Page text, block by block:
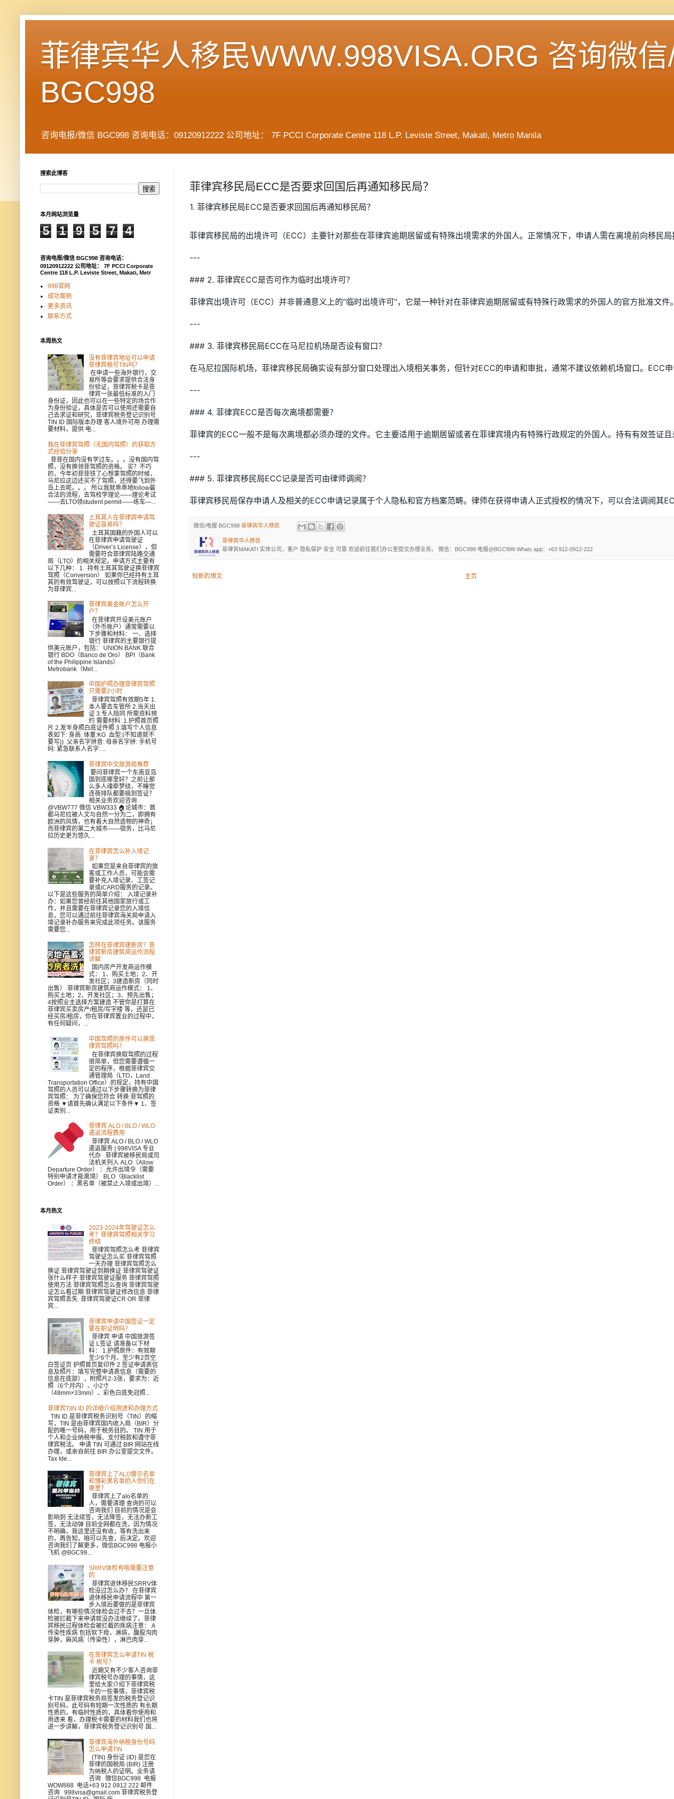
菲律宾华人移民WWW.998VISA.ORG 咨询微
BGC998
咨询电报/微信 BGC998 咨询电话：09120912222 公司地址： 7F PCCI Corporate Centre 118 L.P. Leviste Street, Makati, Metro Manila
菲律宾移民局ECC是否要求回国后再通知移民局？
1. 菲律宾移民局ECC是否要求回国后再通知移民局？
菲律宾移民局的出境许可（ECC）主要针对那些在菲律宾逾期居留或有特殊出境需求的外国人。正常情况下，申请人需在离境前向移
---
### 2. 菲律宾ECC是否可作为临时出境许可？
菲律宾出境许可（ECC）并非普通意义上的“临时出境许可”，它是一种针对在菲律宾逾期居留或有特殊行政需求的外国人的官方批准
---
### 3. 菲律宾移民局ECC在马尼拉机场是否设有窗口？
在马尼拉国际机场，菲律宾移民局确实设有部分窗口处理出入境相关事务，但针对ECC的申请和审批，通常不建议依赖机场窗口。
---
### 4. 菲律宾ECC是否每次离境都需要？
菲律宾的ECC一般不是每次离境都必须办理的文件。它主要适用于逾期居留或者在菲律宾境内有特殊行政规定的外国人。持有有效签
---
### 5. 菲律宾移民局ECC记录是否可由律师调阅？
菲律宾移民局保存申请人及相关的ECC申请记录属于个人隐私和官方档案范畴。律师在获得申请人正式授权的情况下，可以合法调阅
微信/电报 BGC998 菲律宾华人移民
菲律宾华人移民
菲律宾MAKATI 实体公司，客户 隐私保护 安全 可靠 欢迎前往我们办公室提交办理业务。 微信：BGC998 电报@BGC998 Whats app：+63 912-0912-222
较新的博文 主页
搜索此博客
本月网站浏览量
5 1 9 5 7 4
咨询电报/微信 BGC998 咨询电话：
09120912222 公司地址： 7F PCCI Corporate
Centre 118 L.P. Leviste Street, Makati, Metr
998官网
成功案例
更多资讯
联系方式
本周热文
没有菲律宾地址可以申请
菲律宾税号TIN吗？
在申请一些海外银行，交
易所等会要求提供合法身
份验证，菲律宾税卡是菲
律宾一张最低标准的入门
身份证，因此也可以在一些特定的场合作
为身份验证，具体是否可以使用还需要自
己去求证和研究，菲律宾税务登记识别号
TIN ID 国际版本办理 客人境外可用 办理需
要材料，提供 电...
我在菲律宾驾照（无国内驾照）的获取方
式经验分享
菲菲在国内没有学过车。。。没有国内驾
照，没有换领菲驾照的资格。 买？不巧
的，今年初菲菲铁了心想拿驾照的时候，
马尼拉这边还买不了驾照，还得要飞到外
岛上去呢。。。 所以我就乖乖地follow最
合法的流程，去驾校学理论——理论考试
——去LTO领student permit——练车—...
土耳其人在菲律宾申请驾
驶证容易吗？
土耳其国籍的外国人可以
在菲律宾申请驾驶证
（Driver’s License），但
需要符合菲律宾陆路交通
局（LTO）的相关规定。申请方式主要有
以下几种： 1. 持有土耳其驾驶证换菲律宾
驾照（Conversion） 如果你已经持有土耳
其的有效驾驶证，可以按照以下流程转换
为菲律宾...
菲律宾美金账户怎么开
户？
在菲律宾开设美元账户
（外币账户）通常需要以
下步骤和材料： 一、选择
银行 菲律宾的主要银行提
供美元账户，包括： UNION BANK 联合
银行 BDO（Banco de Oro） BPI（Bank
of the Philippine Islands）
Metrobank（Met...
中国护照办理菲律宾驾照
只需要2小时
菲律宾驾照有效期5年 1.
本人要去车管所 2.当天出
证 3.专人陪同 所需资料预
约 需要材料: 1.护照首页照
片 2.发半身照白底证件照 3.填写个人信息
表如下: 身高: 体重:KG 血型:(不知道就不
要写)) 父亲名字拼音: 母亲名字拼: 手机号
码: 紧急联系人名字: ...
菲律宾中文旅游局推荐
要问菲律宾一个东南亚岛
国到底哪里好？之前让那
么多人魂牵梦绕，不睡觉
连夜排队都要搞到签证？
相关业务欢迎咨询
@VBW777 微信 VBW333 🏠论城市：首
都马尼拉被人文与自然一分为二，即拥有
欧洲的风情，也有着大自然造物的神奇；
而菲律宾的第二大城市——宿务，比马尼
拉历史更为悠久...
在菲律宾怎么补入境记
录？
如果您是来自菲律宾的旅
客或工作人员，可能会需
要补充入境记录、工签记
录或iCARD服务的记录。
以下是这些服务的简单介绍： 入境记录补
办：如果您曾经前往其他国家旅行或工
作，并且需要在菲律宾记录您的入境信
息，您可以通过前往菲律宾海关局申请入
境记录补办服务来完成此项任务。该服务
需要您...
怎样在菲律宾建新房？菲
律宾新房建筑商运作流程
详解
国内房产开发商运作模
式： 1、购买土地；2、开
发社区；3建造新房（同时
出售） 菲律宾新房建筑商运作模式： 1、
购买土地；2、开发社区；3、预先出售；
4按照业主选择方案建造 不管你是打算在
菲律宾买卖房产/租房/写字楼 等，还是已
经买房/租房，你在菲律宾置业的过程中，
有任何疑问，...
中国驾照的原件可以换菲
律宾驾照吗？
在菲律宾换取驾照的过程
很简单，但您需要遵循一
定的程序，根据菲律宾交
通管理局（LTO，Land
Transportation Office）的规定，持有中国
驾照的人员可以通过以下步骤转换为菲律
宾驾照： 为了确保您符合 转换 菲驾照的
资格 ▼请首先确认满足以下条件▼ 1、签
证类别...
菲律宾 ALO / BLO / WLO
遣返流程费用
菲律宾 ALO / BLO / WLO
遣返服务 | 998VISA 专业
代办 菲律宾被移民局或司
法机关列入 ALO（Allow
Departure Order） ：允许出境令（需要
特别申请才能离境） BLO（Blacklist
Order） ：黑名单（被禁止入境或出境）...
本月热文
2023-2024年驾驶证怎么
考？菲律宾驾照相关学习
终结
菲律宾驾照怎么考 菲律宾
驾驶证怎么买 菲律宾驾照
一天办理 菲律宾驾照怎么
换证 菲律宾驾驶证到期换证 菲律宾驾驶证
张什么样子 菲律宾驾驶证服务 菲律宾驾照
使用方法 菲律宾驾照怎么查询 菲律宾驾驶
证怎么看过期 菲律宾驾驶证修改信息 菲律
宾驾照丢失 菲律宾驾驶证CR OR 菲律
宾...
菲律宾申请中国签证一定
要在职证明吗？
菲律宾 申请 中国旅游签
证 L签证 请准备以下材
料： 1.护照原件：有效期
至少6个月、至少有2页空
白签证页 护照首页复印件 2.签证申请表信
息及照片：填写完整申请表信息（需要的
信息在底部），附照片2-3张，要求为：近
照（6个月内）、小2寸
（48mm×33mm）、彩色白底免冠照...
菲律宾TIIN ID 的详细介绍用途和办理方式
TIN ID 是菲律宾税务识别号（TIN）的缩
写，TIN 是由菲律宾国内收入局（BIR）分
配的唯一号码，用于税务目的。 TIN 用于
个人和企业纳税申报、支付税款和遵守菲
律宾税法。 申请 TIN 可通过 BIR 网站在线
办理，或亲自前往 BIR 办公室提交文件。
Tax Ide...
菲律宾上了ALO警示名单
和博彩黑名单的人你们在
哪里？
菲律宾上了alo名单的
人，需要清理 查询的可以
咨询我们 目前的情况是会
影响到 无法续签，无法降签，无法办新工
签，无法动弹 目前全网都在洗，因为情况
不明确，我这里还没有收，等有洗出来
的，再告知，咱可以先查，后决定。欢迎
咨询我们了解更多，微信BGC998 电报小
飞机 @BGC99...
SRRV体检有啥需要注意
的
菲律宾退休移民SRRV体
检没过怎么办？ 在菲律宾
退休移民申请流程中 第一
步入境后要做的是菲律宾
体检，有哪些情况体检会过不去？一旦体
检被拦截下来申请就没办法继续了。菲律
宾移民过程体检会被拦截的疾病注意： A
传染性疾病 包括软下疳，淋病，腹股沟肉
芽肿，麻风病（传染性），淋巴肉芽...
在菲律宾怎么申请TIN 税
卡 税号？
近期又有不少客人咨询菲
律宾税号办理的事情，这
里给大家介绍下菲律宾税
卡的一些事情，菲律宾税
卡TIN 是菲律宾税务局签发的税务登记识
别号码，此号码有短期一次性质的 有长期
性质的，有临时性质的，具体看你使用和
用途来 看，办理税卡需要的材料我们也将
进一步讲解，菲律宾税务登记识别号 国...
菲律宾海外纳税身份号码
怎么申请TIN
(TIN) 身份证 (ID) 是您在
菲律的国税局 (BIR) 注册
为纳税人的证明。业务请
咨询 微信BGC998 电报
WOW888 电话+63 912 0912 222 邮件
咨询 998visa@gmail.com 菲律宾税务登